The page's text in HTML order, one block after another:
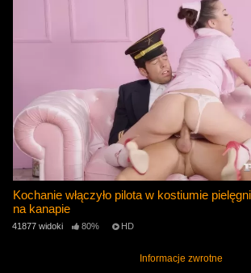
Kochanie włączyło pilota w kostiumie
na kanapie
41877 widoki 80% HD
Informacje zwrotne